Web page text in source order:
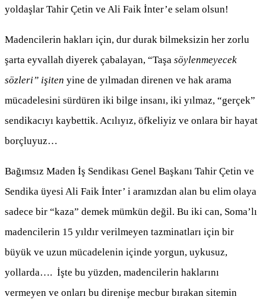
yoldaşlar Tahir Çetin ve Ali Faik İnter’e selam olsun!
Madencilerin hakları için, dur durak bilmeksizin her zorlu
şarta eyvallah diyerek çabalayan, “Taşa söylenmeyecek
sözleri” işiten yine de yılmadan direnen ve hak arama
mücadelesini sürdüren iki bilge insanı, iki yılmaz, “gerçek”
sendikacıyı kaybettik. Acılıyız, öfkeliyiz ve onlara bir hayat
borçluyuz…
Bağımsız Maden İş Sendikası Genel Başkanı Tahir Çetin ve
Sendika üyesi Ali Faik İnter’ i aramızdan alan bu elim olaya
sadece bir “kaza” demek mümkün değil. Bu iki can, Soma’lı
madencilerin 15 yıldır verilmeyen tazminatları için bir
büyük ve uzun mücadelenin içinde yorgun, uykusuz,
yollarda…. İşte bu yüzden, madencilerin haklarını
vermeyen ve onları bu direnişe mecbur bırakan sitemin